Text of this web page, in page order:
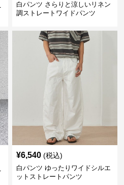
白パンツ さらりと涼しいリネン
調ストレートワイドパンツ
¥6,540 (税込)
白パンツ ゆったりワイドシルエ
ットストレートパンツ